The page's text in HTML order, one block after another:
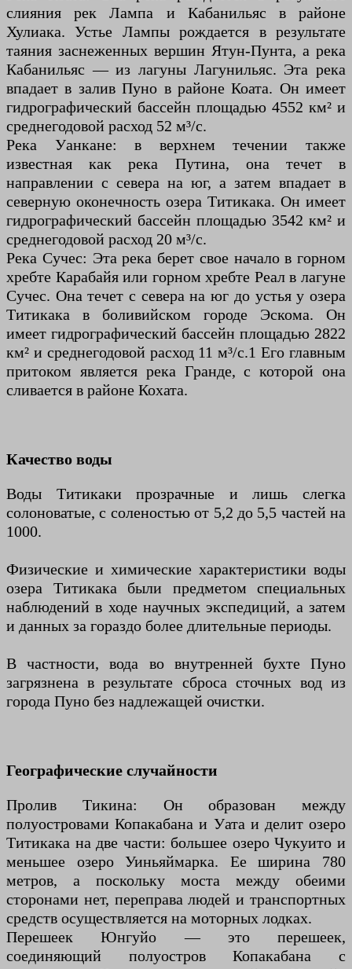
слияния рек Лампа и Кабанильяс в районе
Хулиака. Устье Лампы рождается в результате
таяния заснеженных вершин Ятун-Пунта, а река
Кабанильяс — из лагуны Лагунильяс. Эта река
впадает в залив Пуно в районе Коата. Он имеет
гидрографический бассейн площадью 4552 км² и
среднегодовой расход 52 м³/с.
Река Уанкане: в верхнем течении также
известная как река Путина, она течет в
направлении с севера на юг, а затем впадает в
северную оконечность озера Титикака. Он имеет
гидрографический бассейн площадью 3542 км² и
среднегодовой расход 20 м³/с.
Река Сучес: Эта река берет свое начало в горном
хребте Карабайя или горном хребте Реал в лагуне
Сучес. Она течет с севера на юг до устья у озера
Титикака в боливийском городе Эскома. Он
имеет гидрографический бассейн площадью 2822
км² и среднегодовой расход 11 м³/с.1 Его главным
притоком является река Гранде, с которой она
сливается в районе Кохата.
Качество воды
Воды Титикаки прозрачные и лишь слегка
солоноватые, с соленостью от 5,2 до 5,5 частей на
1000.
Физические и химические характеристики воды
озера Титикака были предметом специальных
наблюдений в ходе научных экспедиций, а затем
и данных за гораздо более длительные периоды.
В частности, вода во внутренней бухте Пуно
загрязнена в результате сброса сточных вод из
города Пуно без надлежащей очистки.
Географические случайности
Пролив Тикина: Он образован между
полуостровами Копакабана и Уата и делит озеро
Титикака на две части: большее озеро Чукуито и
меньшее озеро Уиньяймарка. Ее ширина 780
метров, а поскольку моста между обеими
сторонами нет, переправа людей и транспортных
средств осуществляется на моторных лодках.
Перешеек Юнгуйо — это перешеек,
соединяющий полуостров Копакабана с